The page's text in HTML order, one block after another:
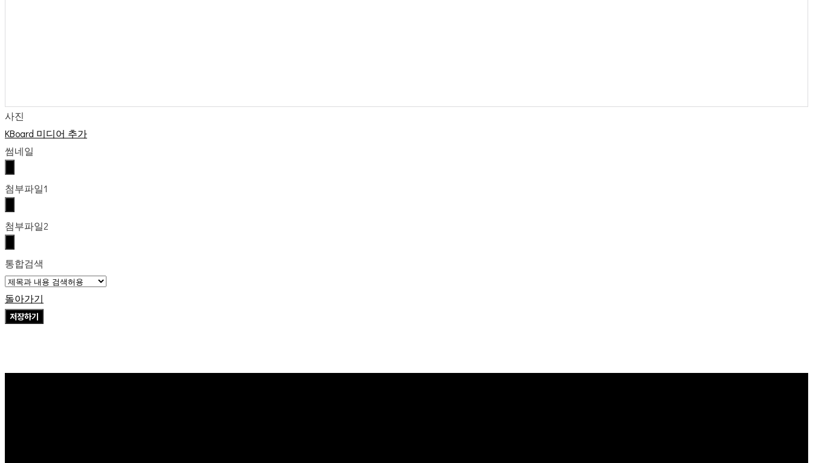
사진
KBoard 미디어 추가
썸네일
첨부파일1
첨부파일2
통합검색
돌아가기
저장하기